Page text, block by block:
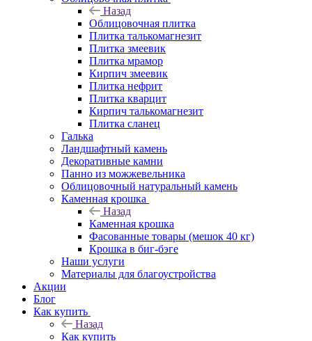
Назад
Облицовочная плитка
Плитка талькомагнезит
Плитка змеевик
Плитка мрамор
Кирпич змеевик
Плитка нефрит
Плитка кварцит
Кирпич талькомагнезит
Плитка сланец
Галька
Ландшафтный камень
Декоративные камни
Панно из можжевельника
Облицовочный натуральный камень
Каменная крошка
Назад
Каменная крошка
Фасованные товары (мешок 40 кг)
Крошка в биг-бэге
Наши услуги
Материалы для благоустройства
Акции
Блог
Как купить
Назад
Как купить